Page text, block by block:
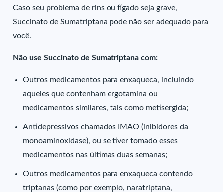
Caso seu problema de rins ou fígado seja grave,
Succinato de Sumatriptana pode não ser adequado para
você.
Não use Succinato de Sumatriptana com:
Outros medicamentos para enxaqueca, incluindo
aqueles que contenham ergotamina ou
medicamentos similares, tais como metisergida;
Antidepressivos chamados IMAO (inibidores da
monoaminoxidase), ou se tiver tomado esses
medicamentos nas últimas duas semanas;
Outros medicamentos para enxaqueca contendo
triptanas (como por exemplo, naratriptana,